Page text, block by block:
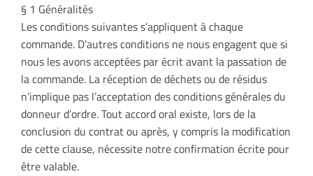
§ 1 Généralités
Les conditions suivantes s’appliquent à chaque
commande. D’autres conditions ne nous engagent que si
nous les avons acceptées par écrit avant la passation de
la commande. La réception de déchets ou de résidus
n’implique pas l’acceptation des conditions générales du
donneur d’ordre. Tout accord oral existe, lors de la
conclusion du contrat ou après, y compris la modification
de cette clause, nécessite notre confirmation écrite pour
être valable.